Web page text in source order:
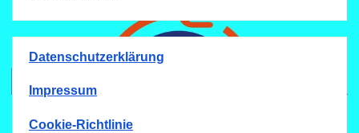
Datenschutzerklärung
Impressum
Cookie-Richtlinie